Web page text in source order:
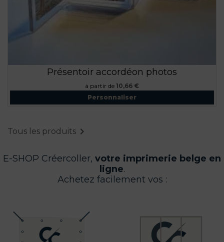
Présentoir accordéon photos
à partir de Prix
10,66 €
Personnaliser
Tous les produits 
E-SHOP Créercoller, votre imprimerie belge en
ligne.
Achetez facilement vos :